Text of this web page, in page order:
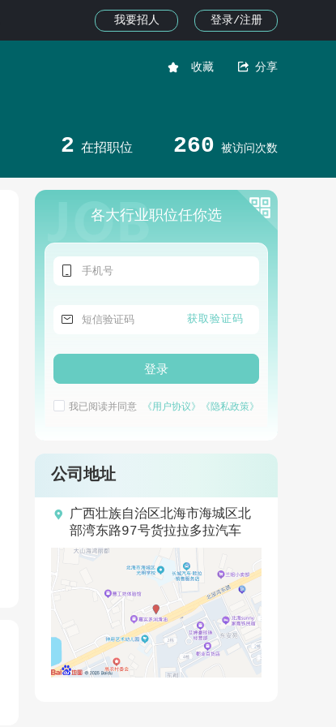
我要招人 登录/注册
 收藏  分享
2 在招职位 260 被访问次数
各大行业职位任你选

 获取验证码
登录
我已阅读并同意 《用户协议》 《隐私政策》
公司地址
 广西壮族自治区北海市海城区北
部湾东路97号货拉拉多拉汽车